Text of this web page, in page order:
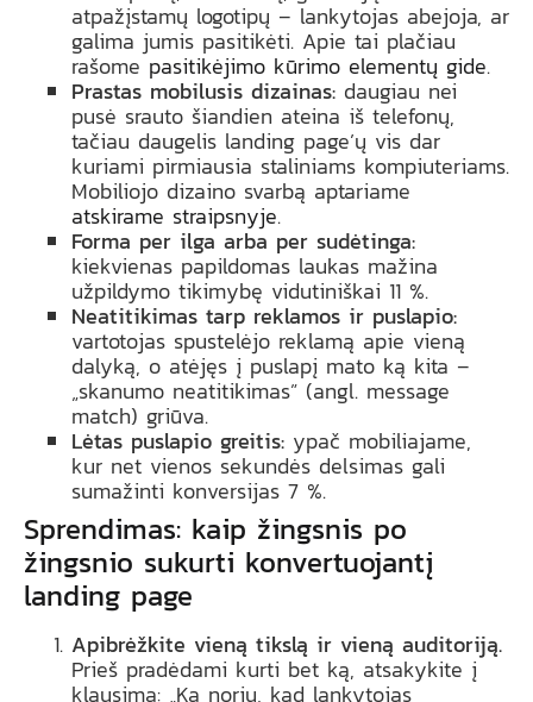
atpažįstamų logotipų – lankytojas abejoja, ar
galima jumis pasitikėti. Apie tai plačiau
rašome pasitikėjimo kūrimo elementų gide.
Prastas mobilusis dizainas: daugiau nei
pusė srauto šiandien ateina iš telefonų,
tačiau daugelis landing page’ų vis dar
kuriami pirmiausia staliniams kompiuteriams.
Mobiliojo dizaino svarbą aptariame
atskirame straipsnyje.
Forma per ilga arba per sudėtinga:
kiekvienas papildomas laukas mažina
užpildymo tikimybę vidutiniškai 11 %.
Neatitikimas tarp reklamos ir puslapio:
vartotojas spustelėjo reklamą apie vieną
dalyką, o atėjęs į puslapį mato ką kita –
„skanumo neatitikimas” (angl. message
match) griūva.
Lėtas puslapio greitis: ypač mobiliajame,
kur net vienos sekundės delsimas gali
sumažinti konversijas 7 %.
Sprendimas: kaip žingsnis po
žingsnio sukurti konvertuojantį
landing page
Apibrėžkite vieną tikslą ir vieną auditoriją.
Prieš pradėdami kurti bet ką, atsakykite į
klausimą: „Ką noriu, kad lankytojas